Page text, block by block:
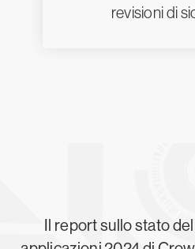
revisioni di
Il report sullo stato